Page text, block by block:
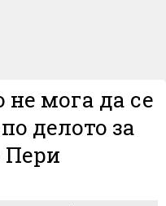
не мога да се
делото за